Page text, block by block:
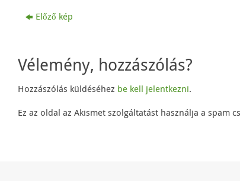
Előző kép
Vélemény, hozzászólás?
Hozzászólás küldéséhez be kell jelentkezni.
Ez az oldal az Akismet szolgáltatást használja a spam